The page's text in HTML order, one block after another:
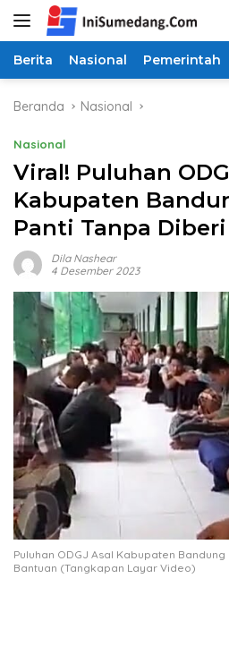
Langsung
Berita Nasional Pemerintah
Beranda Nasional
Nasional
Viral! Puluhan
Kabupaten
Panti Tanpa
Dila Nashear
4 Desember 2023
Puluhan ODGJ Asal Kabupaten
Bantuan (Tangkapan Layar Video)